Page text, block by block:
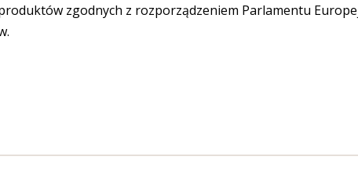
zgodnych z rozporządzeniem Parlamentu